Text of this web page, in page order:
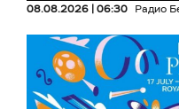
08.08.2026 | 06:30 Радио